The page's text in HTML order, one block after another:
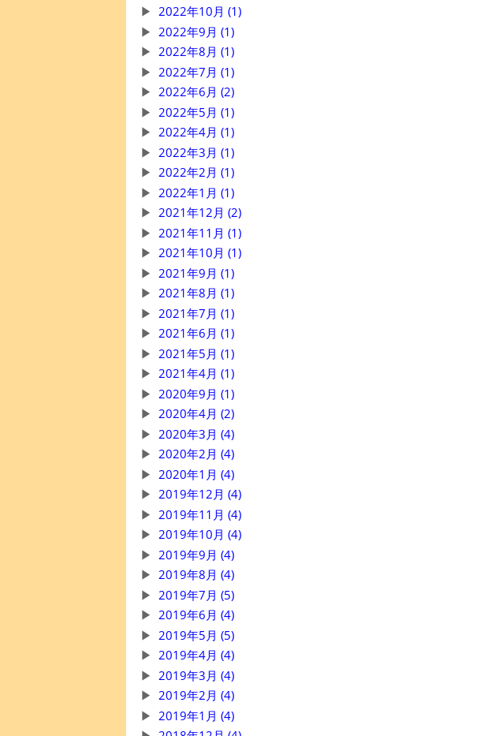
2022年10月 (1)
2022年9月 (1)
2022年8月 (1)
2022年7月 (1)
2022年6月 (2)
2022年5月 (1)
2022年4月 (1)
2022年3月 (1)
2022年2月 (1)
2022年1月 (1)
2021年12月 (2)
2021年11月 (1)
2021年10月 (1)
2021年9月 (1)
2021年8月 (1)
2021年7月 (1)
2021年6月 (1)
2021年5月 (1)
2021年4月 (1)
2020年9月 (1)
2020年4月 (2)
2020年3月 (4)
2020年2月 (4)
2020年1月 (4)
2019年12月 (4)
2019年11月 (4)
2019年10月 (4)
2019年9月 (4)
2019年8月 (4)
2019年7月 (5)
2019年6月 (4)
2019年5月 (5)
2019年4月 (4)
2019年3月 (4)
2019年2月 (4)
2019年1月 (4)